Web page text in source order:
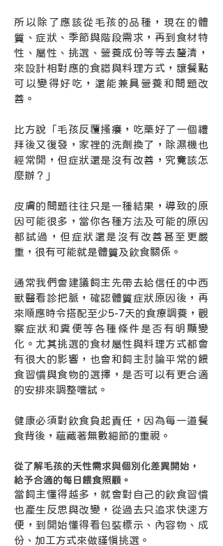
所以除了應該從毛孩的品種，現在的體
質、症狀、季節與階段需求，再到食材特
性、屬性、挑選、營養成份等等去釐清，
來設計相對應的食譜與料理方式，讓餐點
可以變得好吃，還能兼具營養和問題改
善。
比方說「毛孩反覆搔癢，吃藥好了一個禮
拜後又復發，家裡的洗劑換了，除濕機也
經常開，但症狀還是沒有改善，究竟該怎
麼辦？」
皮膚的問題往往只是一種結果，導致的原
因可能很多，當你各種方法及可能的原因
都試過，但症狀還是沒有改善甚至更嚴
重，很有可能就是體質及飲食關係。
通常我們會建議飼主先帶去給信任的中西
獸醫看診把脈，確認體質症狀原因後，再
來順應時令搭配至少5-7天的食療調養，觀
察症狀和糞便等各種條件是否有明顯變
化。尤其挑選的食材屬性與料理方式都會
有很大的影響，也會和飼主討論平常的餵
食習慣與食物的選擇，是否可以有更合適
的安排來調整嚐試。
健康必須對飲食負起責任，因為每一道餐
食背後，蘊藏著無數細節的重視。
從了解毛孩的天性需求與個別化差異開始，
給予合適的每日餵食照顧。
當飼主懂得越多，就會對自己的飲食習慣
也產生反思與改變，從過去只追求快速方
便，到開始懂得看包裝標示、內容物、成
份、加工方式來做謹慎挑選。